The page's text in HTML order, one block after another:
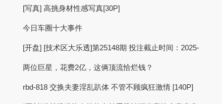
[写真] 高挑身材性感写真[30P]
今日车圈十大事件
[开盘] [技术区大乐透]第25148期 投注截止时间：2025-
两位巨星，花费2亿，这俩顶流恰烂钱？
rbd-818 交换夫妻淫乱趴体 不管不顾疯狂激情 [140P]